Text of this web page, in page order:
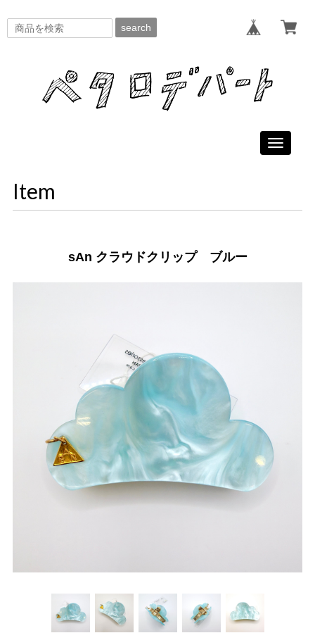
search
Toggle
Item
sAn クラウドクリップ ブルー